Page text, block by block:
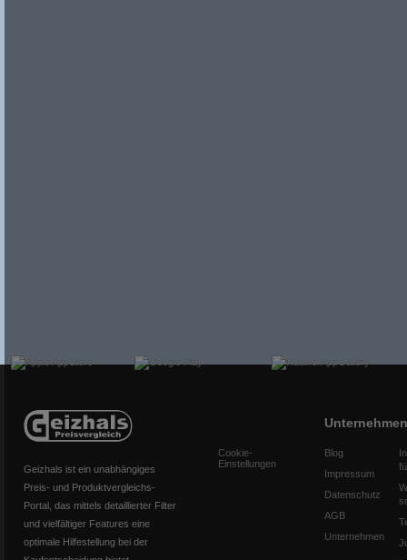
Geizhals ist ein unabhängiges
Preis- und Produktvergleichs-
Portal, das mittels detaillierter Filter
und vielfältiger Features eine
optimale Hilfestellung bei der
Cookie-
Einstellungen
Unternehmen
Blog
Impressum
Datenschutz
AGB
Unternehmen